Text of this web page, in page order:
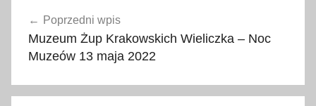
ó
wpisu
Poprzedni wpis
Muzeum Żup Krakowskich Wieliczka – Noc
Muzeów 13 maja 2022